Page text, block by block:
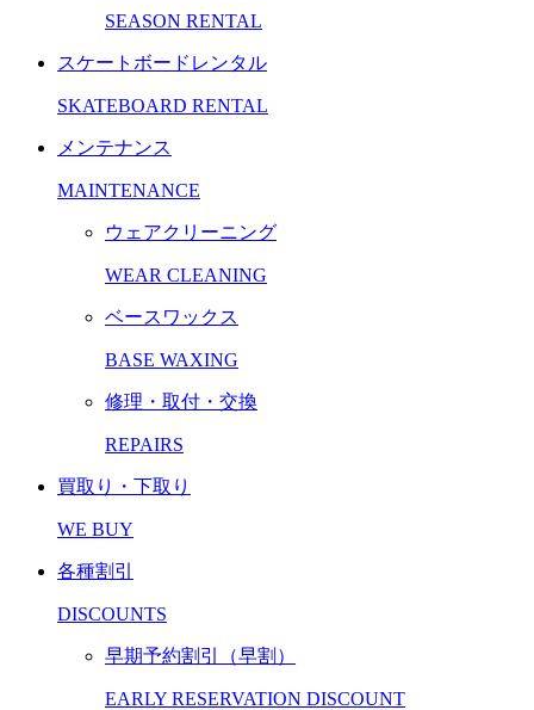
SEASON RENTAL
スケートボードレンタル
SKATEBOARD RENTAL
メンテナンス
MAINTENANCE
ウェアクリーニング
WEAR CLEANING
ベースワックス
BASE WAXING
修理・取付・交換
REPAIRS
買取り・下取り
WE BUY
各種割引
DISCOUNTS
早期予約割引（早割）
EARLY RESERVATION DISCOUNT